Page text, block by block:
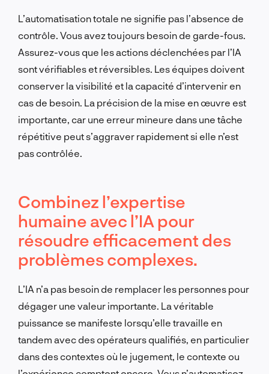
L’automatisation totale ne signifie pas l’absence de
contrôle. Vous avez toujours besoin de garde-fous.
Assurez-vous que les actions déclenchées par l’IA
sont vérifiables et réversibles. Les équipes doivent
conserver la visibilité et la capacité d’intervenir en
cas de besoin. La précision de la mise en œuvre est
importante, car une erreur mineure dans une tâche
répétitive peut s’aggraver rapidement si elle n’est
pas contrôlée.
Combinez l’expertise
humaine avec l’IA pour
résoudre efficacement des
problèmes complexes.
L’IA n’a pas besoin de remplacer les personnes pour
dégager une valeur importante. La véritable
puissance se manifeste lorsqu’elle travaille en
tandem avec des opérateurs qualifiés, en particulier
dans des contextes où le jugement, le contexte ou